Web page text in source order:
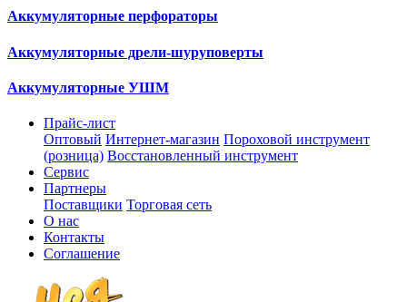
Аккумуляторные перфораторы
Аккумуляторные дрели-шуруповерты
Аккумуляторные УШМ
Прайс-лист
Оптовый Интернет-магазин Пороховой инструмент
(розница) Восстановленный инструмент
Сервис
Партнеры
Поставщики Торговая сеть
О нас
Контакты
Соглашение